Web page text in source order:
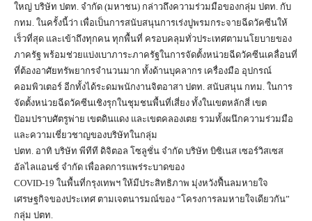
ใหญ่ บริษัท ปตท. จำกัด (มหาชน) กล่าวถึงความร่วมมือของกลุ่ม ปตท. กับ
กทม. ในครั้งนี้ว่า เพื่อเป็นการสนับสนุนการเร่งปูพรมกระจายฉีดวัคซีนให้
เร็วที่สุด และเข้าถึงทุกคน ทุกพื้นที่ ครอบคลุมทั่วประเทศตามนโยบายของ
ภาครัฐ พร้อมช่วยแบ่งเบาภาระภาครัฐในการจัดตั้งหน่วยฉีดวัคซีนเคลื่อนที่
ที่ต้องอาศัยทรัพยากรจำนวนมาก ทั้งด้านบุคลากร เครื่องมือ อุปกรณ์
คอมพิวเตอร์ อีกทั้งได้ระดมพนักงานจิตอาสา ปตท. สนับสนุน กทม. ในการ
จัดตั้งหน่วยฉีดวัคซีนเชิงรุกในชุมชนพื้นที่เสี่ยง ทั้งในเขตหลักสี่ เขต
ป้อมปราบศัตรูพ่าย เขตดินแดง และเขตคลองเตย รวมทั้งผนึกความร่วมมือ
และความเชี่ยวชาญของบริษัทในกลุ่ม
ปตท. อาทิ บริษัท พีทีที ดิจิตอล โซลูชั่น จำกัด บริษัท บิซิเนส เซอร์วิสเซส
อัลไลแอนซ์ จำกัด เพื่อลดการแพร่ระบาดของ
COVID-19 ในพื้นที่กรุงเทพฯ ให้มีประสิทธิภาพ มุ่งหวังฟื้นลมหายใจ
เศรษฐกิจของประเทศ ตามเจตนารมณ์ของ “โครงการลมหายใจเดียวกัน”
กลุ่ม ปตท.